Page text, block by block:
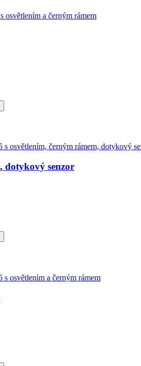
dotykový senzor